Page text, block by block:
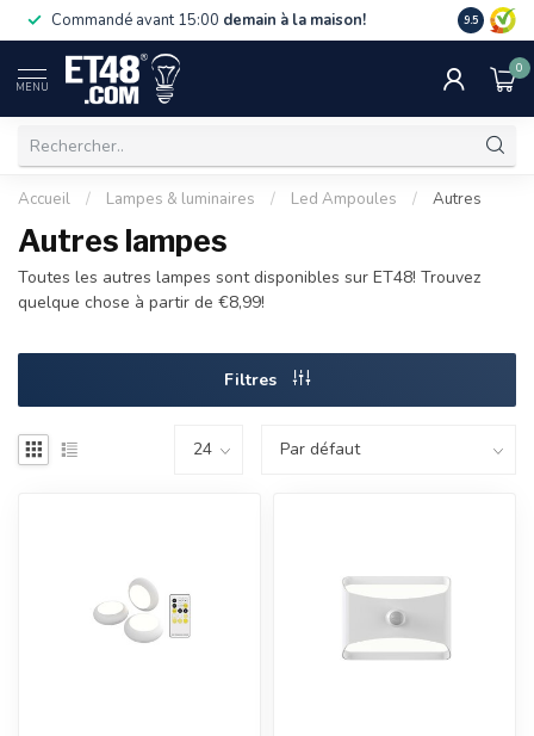
Commandé avant 15:00 demain à la maison! La
de 75 €.
9.5
MENU
0
Accueil / Lampes & luminaires / Led Ampoules / Autres
Autres lampes
Toutes les autres lampes sont disponibles sur ET48! Trouvez
quelque chose à partir de €8,99!
Filtres